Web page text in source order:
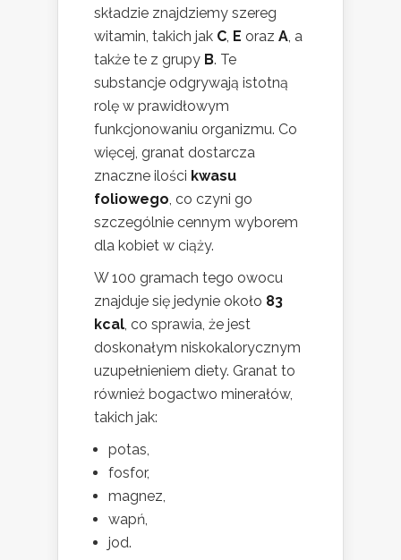
składzie znajdziemy szereg
witamin, takich jak C, E oraz A, a
także te z grupy B. Te
substancje odgrywają istotną
rolę w prawidłowym
funkcjonowaniu organizmu. Co
więcej, granat dostarcza
znaczne ilości kwasu
foliowego, co czyni go
szczególnie cennym wyborem
dla kobiet w ciąży.
W 100 gramach tego owocu
znajduje się jedynie około 83
kcal, co sprawia, że jest
doskonałym niskokalorycznym
uzupełnieniem diety. Granat to
również bogactwo minerałów,
takich jak:
potas,
fosfor,
magnez,
wapń,
jod.